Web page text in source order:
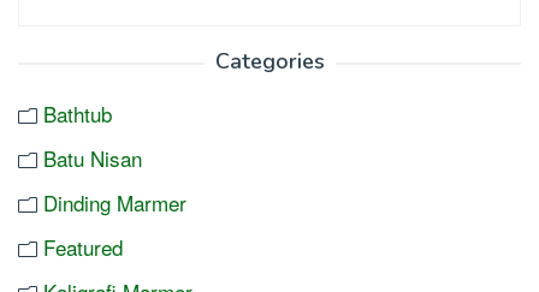
Categories
Bathtub
Batu Nisan
Dinding Marmer
Featured